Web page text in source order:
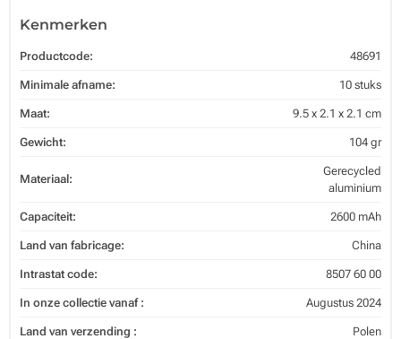
Kenmerken
Productcode: 48691
Minimale afname: 10 stuks
Maat: 9.5 x 2.1 x 2.1 cm
Gewicht: 104 gr
Materiaal:
Gerecycled
aluminium
Capaciteit: 2600 mAh
Land van fabricage: China
Intrastat code: 8507 60 00
In onze collectie vanaf : Augustus 2024
Land van verzending : Polen